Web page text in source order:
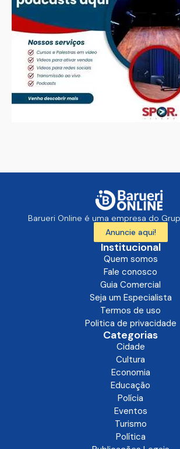
Barueri Online é uma empresa do
Anuncie aqui!
Institucional
Quem somos
Fale conosco
Guia Comercial
Seja um Especialista
Termos de uso
Politica de privacidade
Categorias
Cidade
Cultura
Economia
Educação
Polícia
Eventos
Turismo
Política